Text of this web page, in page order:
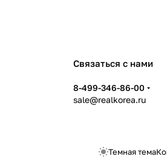
Связаться с нами
8-499-346-86-00
sale@realkorea.ru
Темная тема